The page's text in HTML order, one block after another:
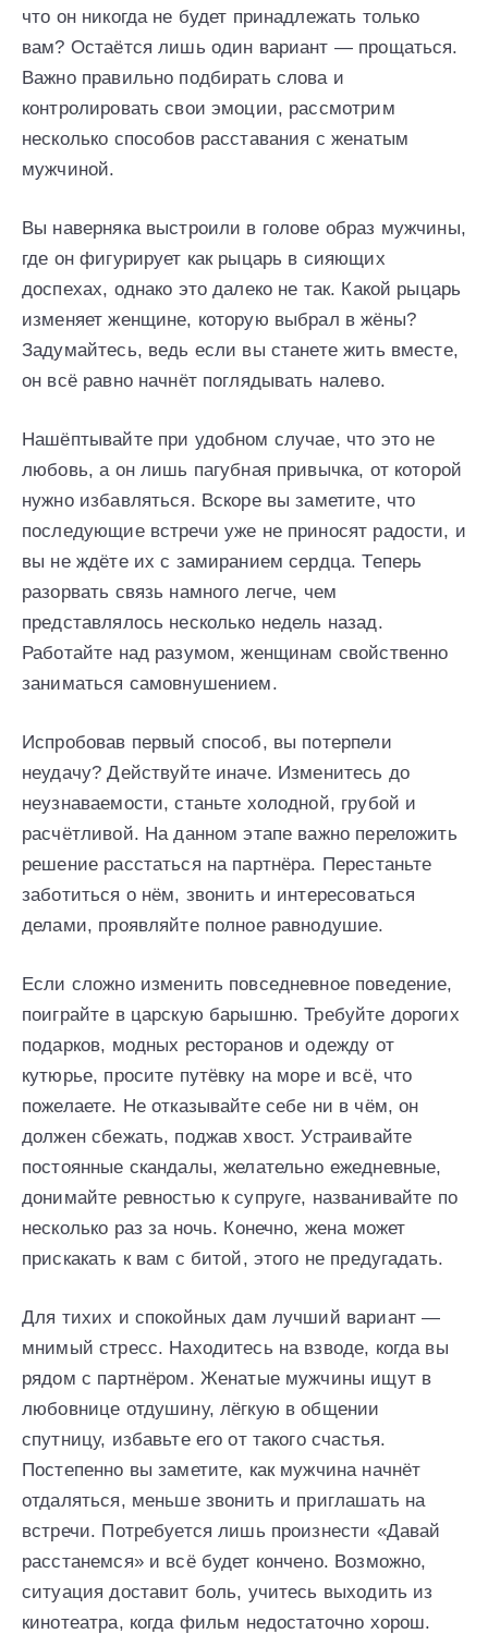
что он никогда не будет принадлежать только
вам? Остаётся лишь один вариант — прощаться.
Важно правильно подбирать слова и
контролировать свои эмоции, рассмотрим
несколько способов расставания с женатым
мужчиной.
Вы наверняка выстроили в голове образ мужчины,
где он фигурирует как рыцарь в сияющих
доспехах, однако это далеко не так. Какой рыцарь
изменяет женщине, которую выбрал в жёны?
Задумайтесь, ведь если вы станете жить вместе,
он всё равно начнёт поглядывать налево.
Нашёптывайте при удобном случае, что это не
любовь, а он лишь пагубная привычка, от которой
нужно избавляться. Вскоре вы заметите, что
последующие встречи уже не приносят радости, и
вы не ждёте их с замиранием сердца. Теперь
разорвать связь намного легче, чем
представлялось несколько недель назад.
Работайте над разумом, женщинам свойственно
заниматься самовнушением.
Испробовав первый способ, вы потерпели
неудачу? Действуйте иначе. Изменитесь до
неузнаваемости, станьте холодной, грубой и
расчётливой. На данном этапе важно переложить
решение расстаться на партнёра. Перестаньте
заботиться о нём, звонить и интересоваться
делами, проявляйте полное равнодушие.
Если сложно изменить повседневное поведение,
поиграйте в царскую барышню. Требуйте дорогих
подарков, модных ресторанов и одежду от
кутюрье, просите путёвку на море и всё, что
пожелаете. Не отказывайте себе ни в чём, он
должен сбежать, поджав хвост. Устраивайте
постоянные скандалы, желательно ежедневные,
донимайте ревностью к супруге, названивайте по
несколько раз за ночь. Конечно, жена может
прискакать к вам с битой, этого не предугадать.
Для тихих и спокойных дам лучший вариант —
мнимый стресс. Находитесь на взводе, когда вы
рядом с партнёром. Женатые мужчины ищут в
любовнице отдушину, лёгкую в общении
спутницу, избавьте его от такого счастья.
Постепенно вы заметите, как мужчина начнёт
отдаляться, меньше звонить и приглашать на
встречи. Потребуется лишь произнести «Давай
расстанемся» и всё будет кончено. Возможно,
ситуация доставит боль, учитесь выходить из
кинотеатра, когда фильм недостаточно хорош.